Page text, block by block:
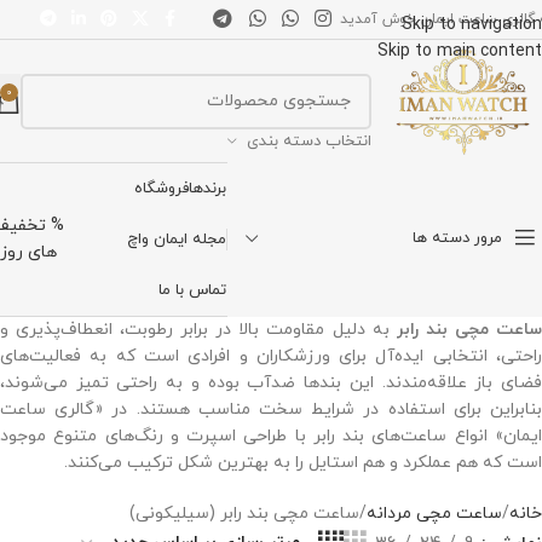
Skip to navigation
Skip to main content
گالری ساعت ایمان خوش آمدید
انتخاب دسته بندی
0
مرور دسته ها
برندهافروشگاه
مجله ایمان واچ
تماس با ما
%
های روز
ساعت مچی بند رابر به دلیل مقاومت بالا در برابر رطوبت، انعطاف‌پذیری و
راحتی، انتخابی ایده‌آل برای ورزشکاران و افرادی است که به فعالیت‌های
فضای باز علاقه‌مندند. این بندها ضدآب بوده و به راحتی تمیز می‌شوند،
بنابراین برای استفاده در شرایط سخت مناسب هستند. در «گالری ساعت
ایمان» انواع ساعت‌های بند رابر با طراحی اسپرت و رنگ‌های متنوع موجود
است که هم عملکرد و هم استایل را به بهترین شکل ترکیب می‌کنند.
خانه ساعت مچی مردانه ساعت مچی بند رابر (سیلیکونی)